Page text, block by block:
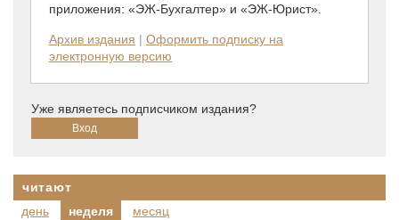
приложения: «ЭЖ-Бухгалтер» и «ЭЖ-Юрист».
Архив издания | Оформить подписку на
электронную версию
Уже являетесь подписчиком издания?
читают
день
неделя месяц